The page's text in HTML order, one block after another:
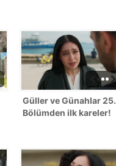
Güller ve Günahlar 25.
Bölümden ilk kareler!